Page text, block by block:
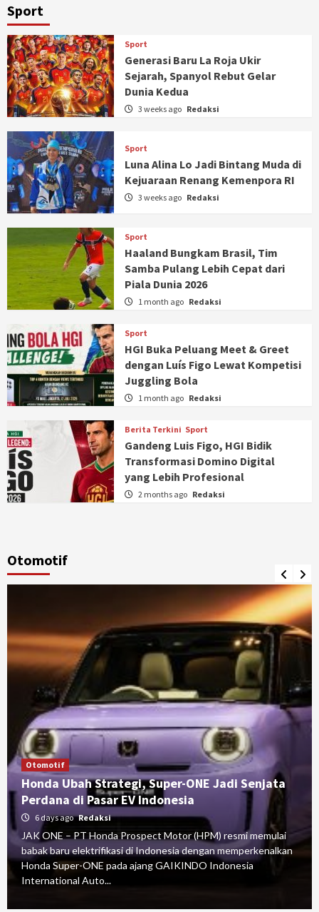
Sport
Sport
Generasi Baru La Roja Ukir
Sejarah, Spanyol Rebut Gelar
Dunia Kedua
3 weeks ago Redaksi
Sport
Luna Alina Lo Jadi Bintang Muda di
Kejuaraan Renang Kemenpora RI
3 weeks ago Redaksi
Sport
Haaland Bungkam Brasil, Tim
Samba Pulang Lebih Cepat dari
Piala Dunia 2026
1 month ago Redaksi
Sport
HGI Buka Peluang Meet & Greet
dengan Luís Figo Lewat Kompetisi
Juggling Bola
1 month ago Redaksi
Berita Terkini Sport
Gandeng Luis Figo, HGI Bidik
Transformasi Domino Digital
yang Lebih Profesional
2 months ago Redaksi
Otomotif
Otomotif
Honda Ubah Strategi, Super-ONE Jadi Senjata
Perdana di Pasar EV Indonesia
6 days ago Redaksi
JAK ONE – PT Honda Prospect Motor (HPM) resmi memulai
babak baru elektrifikasi di Indonesia dengan memperkenalkan
Honda Super-ONE pada ajang GAIKINDO Indonesia
International Auto...